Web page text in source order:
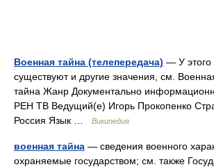
Военная тайна (телепередача) — У этого
существуют и другие значения, см.
тайна Жанр Документально
РЕН ТВ Ведущий(е) Игорь Прокопенко
Россия Язык …
Википедия
военная тайна — сведения военного
охраняемые государством; см. также